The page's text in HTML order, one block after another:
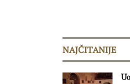
NAJČITANIJE